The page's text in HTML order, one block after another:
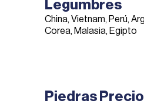
Legumbres
China, Vietnam, Perú,
Corea, Malasia, Egipto
Piedras